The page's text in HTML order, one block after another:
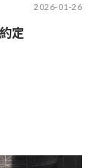
2026-01-26
定